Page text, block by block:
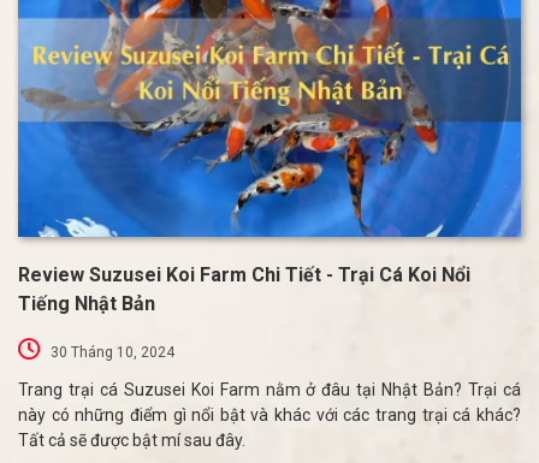
Review Suzusei Koi Farm Chi Tiết - Trại Cá Koi Nổi
Tiếng Nhật Bản
30 Tháng 10, 2024
Trang trại cá Suzusei Koi Farm nằm ở đâu tại Nhật Bản? Trại cá
này có những điểm gì nổi bật và khác với các trang trại cá khác?
Tất cả sẽ được bật mí sau đây.